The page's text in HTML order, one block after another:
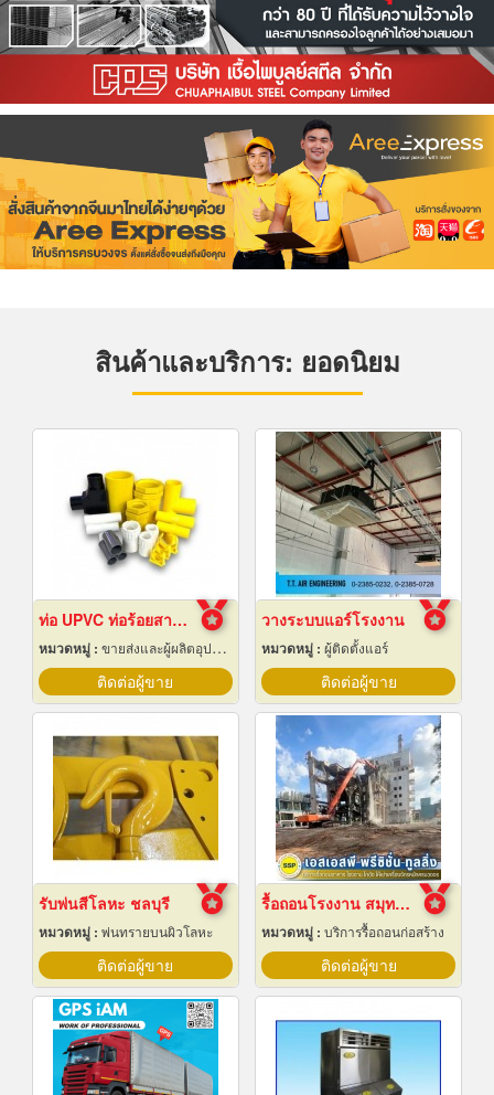
สินค้าและบริการ: ยอดนิยม
ท่อ UPVC ท่อร้อยสายไฟ ท่อขาว ท่อเหลือง พัทยา ชลบุรี
หมวดหมู่ : ขายส่งและผู้ผลิตอุปกรณ์เครื่องใช้ไฟฟ้า
ติดต่อผู้ขาย
วางระบบแอร์โรงงาน
หมวดหมู่ : ผู้ติดตั้งแอร์
ติดต่อผู้ขาย
รับพ่นสีโลหะ ชลบุรี
หมวดหมู่ : พ่นทรายบนผิวโลหะ
ติดต่อผู้ขาย
รื้อถอนโรงงาน สมุทรปราการ
หมวดหมู่ : บริการรื้อถอนก่อสร้าง
ติดต่อผู้ขาย